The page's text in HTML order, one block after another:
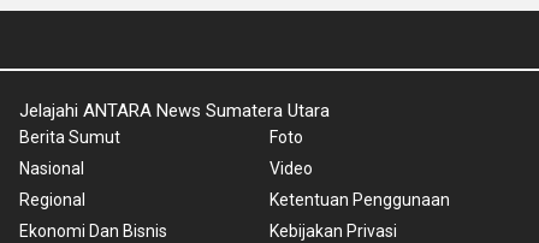
Jelajahi ANTARA News Sumatera Utara
Berita Sumut
Nasional
Regional
Ekonomi Dan Bisnis
Foto
Video
Ketentuan Penggunaan
Kebijakan Privasi